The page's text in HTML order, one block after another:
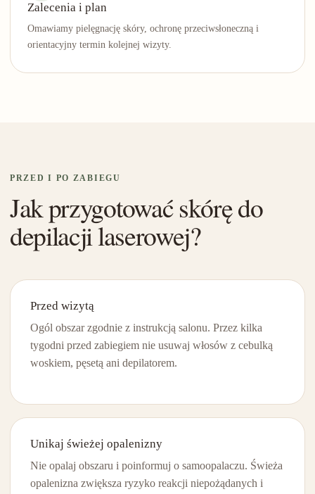
Zalecenia i plan
Omawiamy pielęgnację skóry, ochronę przeciwsłoneczną i
orientacyjny termin kolejnej wizyty.
PRZED I PO ZABIEGU
Jak przygotować skórę do
depilacji laserowej?
Przed wizytą
Ogól obszar zgodnie z instrukcją salonu. Przez kilka
tygodni przed zabiegiem nie usuwaj włosów z cebulką
woskiem, pęsetą ani depilatorem.
Unikaj świeżej opalenizny
Nie opalaj obszaru i poinformuj o samoopalaczu. Świeża
opalenizna zwiększa ryzyko reakcji niepożądanych i